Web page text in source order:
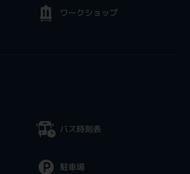
ワークショップ
バス時刻表
駐車場